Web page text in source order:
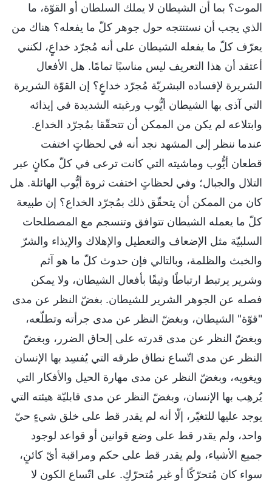
الموت؟ بما أن الشيطان لا يملك السلطان أو القوّة، ما
الذي يجب أن نستنتجه حول جوهر كلّ ما يفعله؟ هناك من
يعرّف كلّ ما يفعله الشيطان على أنه مُجرّد خداعٍ، لكنني
أعتقد أن هذا التعريف ليس مناسبًا تمامًا. هل الأفعال
الشريرة لإفساده البشريّة مُجرّد خداعٍ؟ إن القوّة الشريرة
التي آذى بها الشيطان أيُّوب ورغبته الشديدة في إيذائه
وابتلاعه لم يكن من الممكن أن تتحقّقا بمُجرّد الخداع.
عندما ننظر إلى المشهد نجد أنه في لحظاتٍ اختفت
قطعان أيُّوب وماشيته التي كانت ترعى في كلّ مكانٍ عبر
التلال والجبال؛ وفي لحظاتٍ اختفت ثروة أيُّوب الهائلة. هل
كان من الممكن أن يتحقّق ذلك بمُجرّد الخداع؟ إن طبيعة
كلّ ما يعمله الشيطان تتوافق وتنسجم مع المصطلحات
السلبيّة مثل الإضعاف والتعطيل والإهلاك والإيذاء والشرّ
والخبث والظلمة، وبالتالي فإن حدوث كلّ ما هو آثم
وشرير يرتبط ارتباطًا وثيقًا بأفعال الشيطان، ولا يمكن
فصله عن الجوهر الشرير للشيطان. بغضّ النظر عن مدى
"قوّة" الشيطان، وبغضّ النظر عن مدى جرأته وتطلّعه،
وبغضّ النظر عن مدى قدرته على إلحاق الضرر، وبغضّ
النظر عن مدى اتّساع نطاق طرقه التي يُفسِد بها الإنسان
ويغويه، وبغضّ النظر عن مدى مهارة الحيل والأفكار التي
يُرهِب بها الإنسان، وبغضّ النظر عن مدى قابليّة هيئته التي
يوجد عليها للتغيّر، إلّا أنه لم يقدر قط على خلق شيءٍ حيّ
واحد، ولم يقدر قط على وضع قوانين أو قواعد لوجود
جميع الأشياء، ولم يقدر قط على حكم ومراقبة أيّ كائنٍ،
سواء كان مُتحرّكًا أو غير مُتحرّكِ. على اتّساع الكون لا